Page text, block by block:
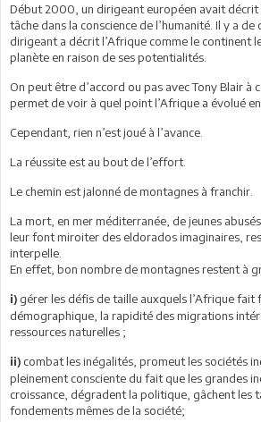
Début 2000, un dirigeant européen avait décrit
tâche dans la conscience de l’humanité. Il y a de
dirigeant a décrit l’Afrique comme le continent
planète en raison de ses potentialités.
On peut être d’accord ou pas avec Tony Blair à
permet de voir à quel point l’Afrique a évolué en
Cependant, rien n’est joué à l’avance.
La réussite est au bout de l’effort.
Le chemin est jalonné de montagnes à franchir.
La mort, en mer méditerranée, de jeunes
leur font miroiter des eldorados imaginaires,
interpelle.
En effet, bon nombre de montagnes restent à
i) gérer les défis de taille auxquels l’Afrique fait
démographique, la rapidité des migrations
ressources naturelles ;
ii) combat les inégalités, promeut les sociétés
pleinement consciente du fait que les grandes
croissance, dégradent la politique, gâchent les
fondements mêmes de la société;